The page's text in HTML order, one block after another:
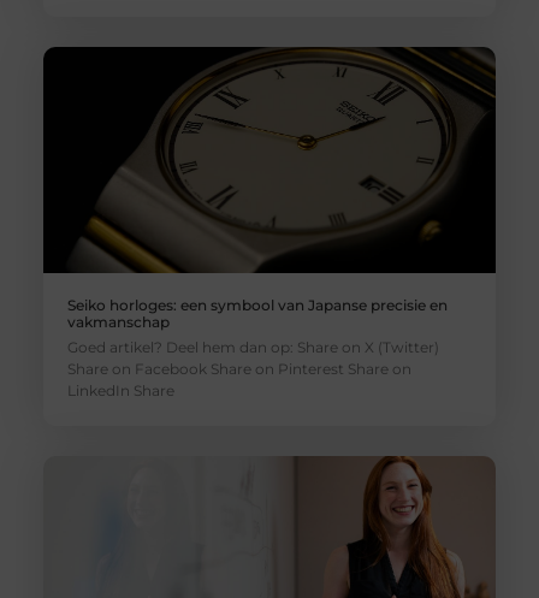
Seiko horloges: een symbool van Japanse precisie en
vakmanschap
Goed artikel? Deel hem dan op: Share on X (Twitter)
Share on Facebook Share on Pinterest Share on
LinkedIn Share